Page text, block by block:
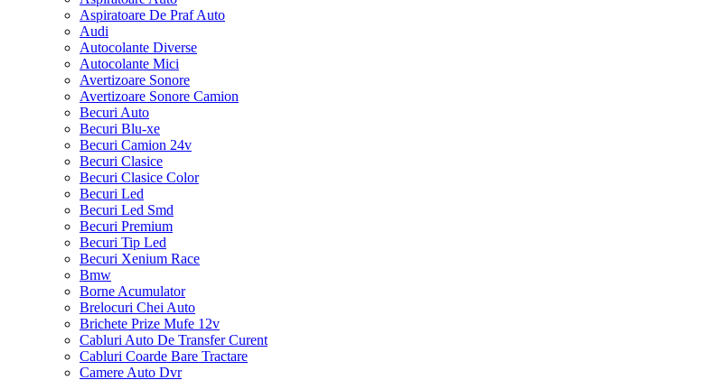
Aspiratoare De Praf Auto
Audi
Autocolante Diverse
Autocolante Mici
Avertizoare Sonore
Avertizoare Sonore Camion
Becuri Auto
Becuri Blu-xe
Becuri Camion 24v
Becuri Clasice
Becuri Clasice Color
Becuri Led
Becuri Led Smd
Becuri Premium
Becuri Tip Led
Becuri Xenium Race
Bmw
Borne Acumulator
Brelocuri Chei Auto
Brichete Prize Mufe 12v
Cabluri Auto De Transfer Curent
Cabluri Coarde Bare Tractare
Camere Auto Dvr